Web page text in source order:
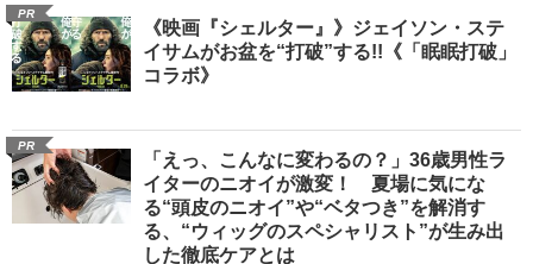
PR
《映画『シェルター』》ジェイソン・ステ
イサムがお盆を“打破”する!!《「眠眠打破」
コラボ》
PR
「えっ、こんなに変わるの？」36歳男性ラ
イターのニオイが激変！ 夏場に気にな
る“頭皮のニオイ”や“ベタつき”を解消す
る、“ウィッグのスペシャリスト”が生み出
した徹底ケアとは